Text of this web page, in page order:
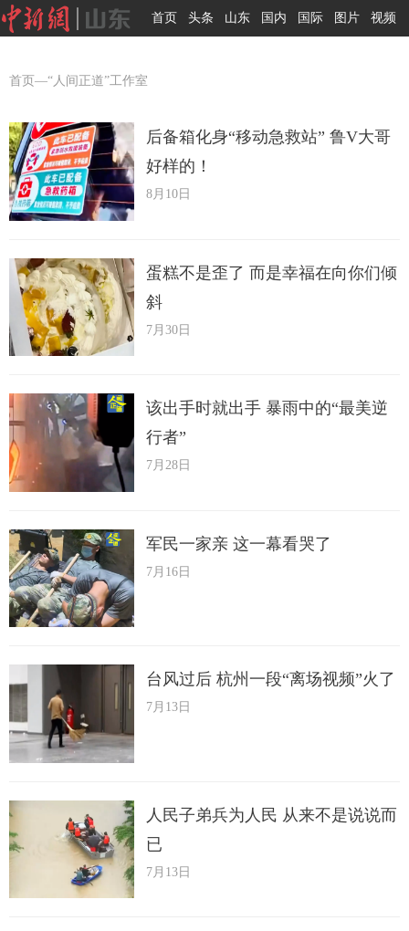
首页 头条 山东 国内 国际 图片 视频
首页 —“人间正道”工作室
后备箱化身“移动急救站” 鲁V大哥
好样的！
8月10日
蛋糕不是歪了 而是幸福在向你们倾
斜
7月30日
该出手时就出手 暴雨中的“最美逆
行者”
7月28日
军民一家亲 这一幕看哭了
7月16日
台风过后 杭州一段“离场视频”火了
7月13日
人民子弟兵为人民 从来不是说说而
已
7月13日